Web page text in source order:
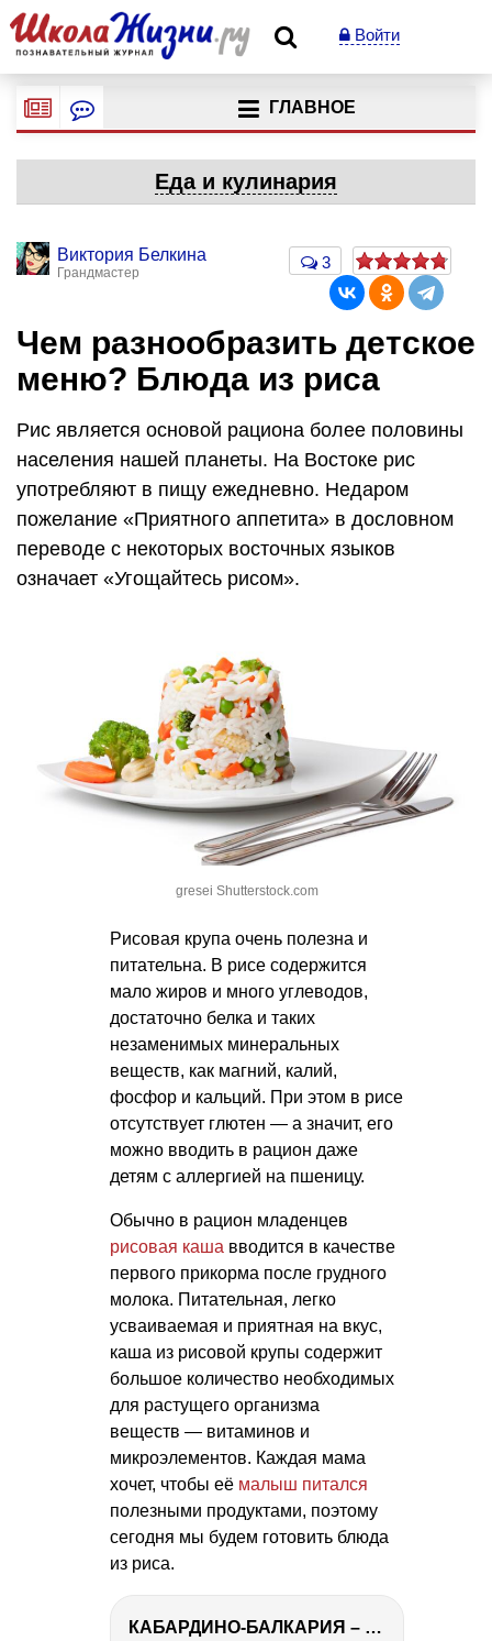
Войти
ГЛАВНОЕ
Еда и кулинария
Виктория Белкина
Грандмастер
3
Чем разнообразить детское
меню? Блюда из риса
Рис является основой рациона более половины
населения нашей планеты. На Востоке рис
употребляют в пищу ежедневно. Недаром
пожелание «Приятного аппетита» в дословном
переводе с некоторых восточных языков
означает «Угощайтесь рисом».
gresei Shutterstock.com
Рисовая крупа очень полезна и
питательна. В рисе содержится
мало жиров и много углеводов,
достаточно белка и таких
незаменимых минеральных
веществ, как магний, калий,
фосфор и кальций. При этом в рисе
отсутствует глютен — а значит, его
можно вводить в рацион даже
детям с аллергией на пшеницу.
Обычно в рацион младенцев
рисовая каша вводится в качестве
первого прикорма после грудного
молока. Питательная, легко
усваиваемая и приятная на вкус,
каша из рисовой крупы содержит
большое количество необходимых
для растущего организма
веществ — витаминов и
микроэлементов. Каждая мама
хочет, чтобы её малыш питался
полезными продуктами, поэтому
сегодня мы будем готовить блюда
из риса.
КАБАРДИНО-БАЛКАРИЯ – ПУТЕШЕСТВИЕ НА КАВКАЗ часть 3